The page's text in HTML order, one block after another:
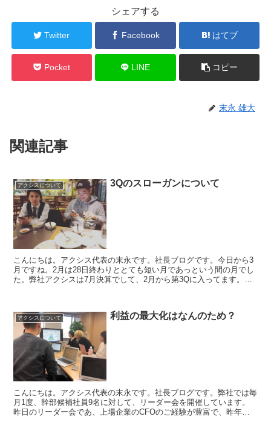
シェアする
Twitter Facebook はてブ
Pocket LINE コピー
末永 雄大
関連記事
アクシスについて 3Qのスローガンについて
こんにちは。アクシス代表の末永です。社長ブログです。今日から3
月ですね。2月は28日終わりととても短い月であっという間の月でし
た。弊社アクシスは7月決算でして、2月から第3Qに入ってます。毎
アクシスについて 利益の最大化はなんのため？
こんにちは。アクシス代表の末永です。社長ブログです。弊社では毎
月1度、幹部候補社員9名に対して、リーダー会を開催しています。
昨日のリーダー会であ、上場企業のCFOのご経験が豊富で、昨年か